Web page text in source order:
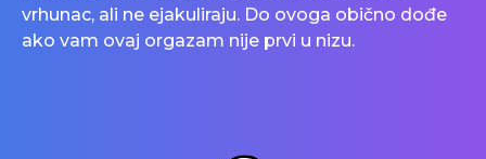
vrhunac, ali ne ejakuliraju. Do ovoga obično dođe
ako vam ovaj orgazam nije prvi u nizu.